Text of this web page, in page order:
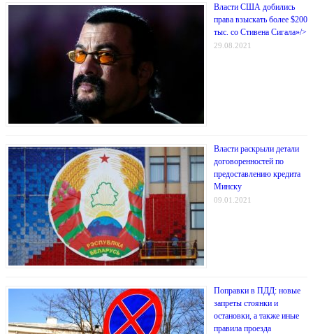
Власти США добились
права взыскать более $200
тыс. со Стивена Сигала»/>
29.08.2021
Власти раскрыли детали
договоренностей по
предоставлению кредита
Минску
09.01.2021
Поправки в ПДД: новые
запреты стоянки и
остановки, а также иные
правила проезда